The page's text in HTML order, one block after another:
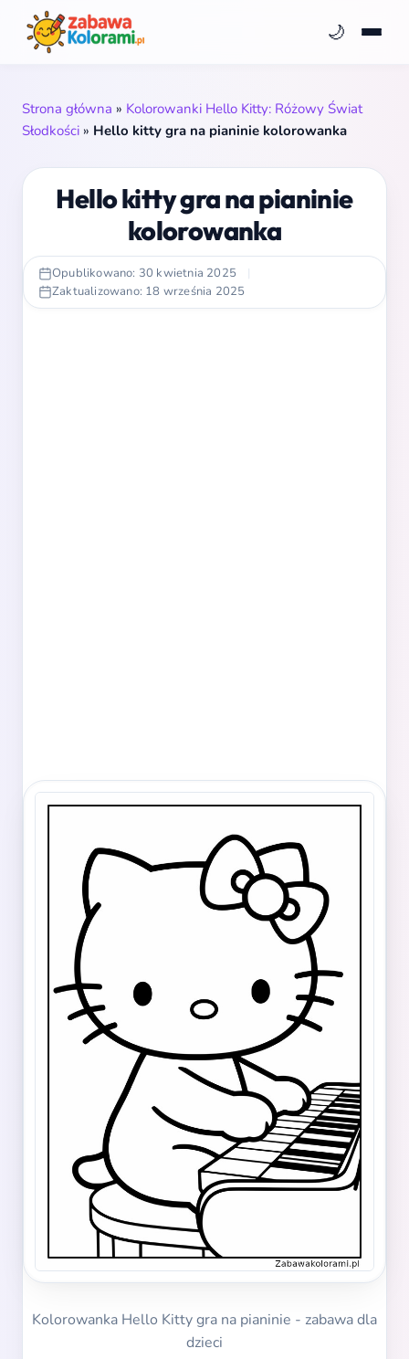
🌙
Strona główna » Kolorowanki Hello Kitty: Różowy Świat
Słodkości » Hello kitty gra na pianinie kolorowanka
Hello kitty gra na pianinie
kolorowanka
Opublikowano: 30 kwietnia 2025
|
Zaktualizowano: 18 września 2025
Kolorowanka Hello Kitty gra na pianinie - zabawa dla
dzieci